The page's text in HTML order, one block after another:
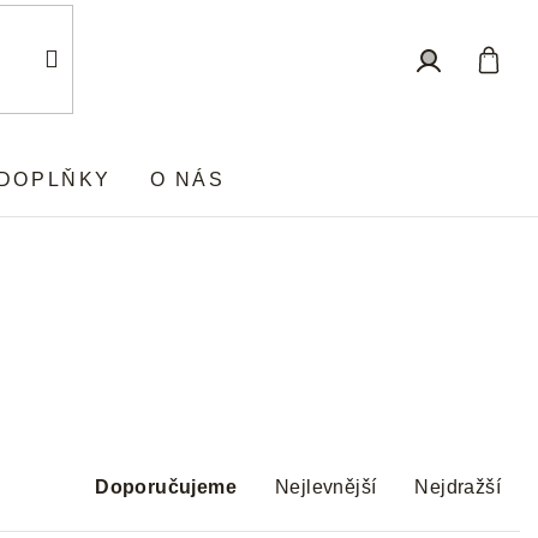
DOPLŇKY O NÁS
z
Doporučujeme Nejlevnější Nejdražší